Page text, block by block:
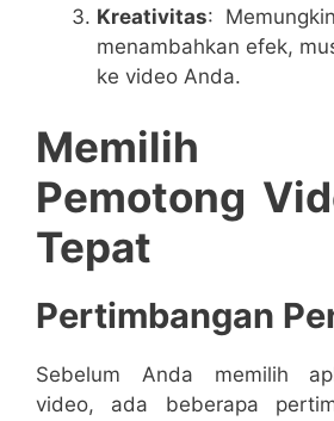
Kreativitas:
menambahkan efek,
ke video Anda.
Memilih
Pemotong
Tepat
Pertimbangan
Sebelum Anda memilih
video, ada beberapa